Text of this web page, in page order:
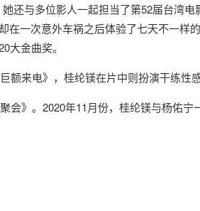
与多位影人一起担当了第52届台湾电
一次意外车祸之后体验了七天不一样
大金曲奖。
电》，桂纶镁在片中则扮演干练性
。2020年11月份，桂纶镁与杨佑宁